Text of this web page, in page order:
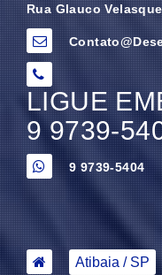
Rua Glauco
LIGUE
9 9739-
9 9739-5404
Atibaia / SP